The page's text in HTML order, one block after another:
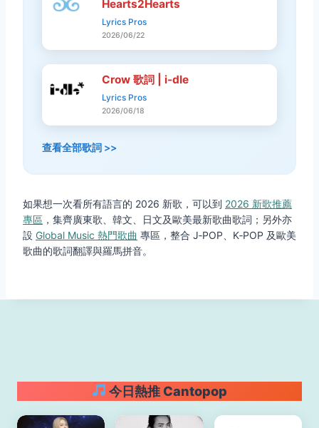
Hearts2Hearts
Lyrics Pros
2026/06/22
Crow 歌詞 | i-dle
Lyrics Pros
2026/06/18
查看全部歌詞 >>
如果想一次看所有語言的 2026 新歌，可以到 2026 新歌推薦
專區 ，集齊廣東歌、韓文、日文及歐美最新歌曲歌詞；另外亦
設 Global Music 熱門歌曲 專區，整合 J‑POP、K‑POP 及歐美
歌曲的歌詞翻譯與羅馬拼音。
今日熱推 Cantopop